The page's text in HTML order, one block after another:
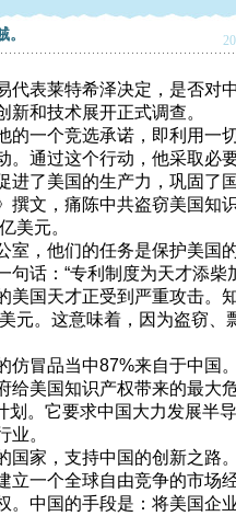
代表莱特希泽决定，是否对
和技术展开正式调查。
的一个竞选承诺，即利用一
。通过这个行动，他采取必
了美国的生产力，巩固了国
撰文，痛陈中共盗窃美国知
美元。
，他们的任务是保护美国
话：“专利制度为天才添柴
美国天才正受到严重攻击。
元。这意味着，因为盗窃、
仿冒品当中87%来自于中国
美国知识产权带来的最大危
划。它要求中国大力发展半
。
家，支持中国的创新之路。
立一个全球自由竞争的市场
中国的手段是：将美国企